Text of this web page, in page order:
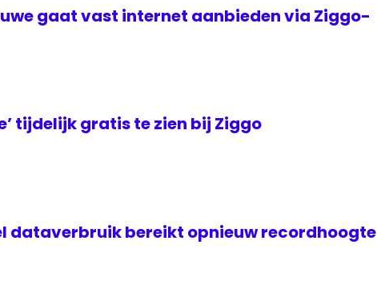
gaat vast internet aanbieden via Ziggo-
tijdelijk gratis te zien bij Ziggo
dataverbruik bereikt opnieuw recordhoogte